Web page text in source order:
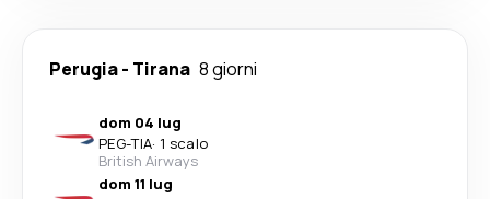
Perugia- Tirana 8 giorni
dom 04 lug
PEG-TIA· 1 scalo
British Airways
dom 11 lug